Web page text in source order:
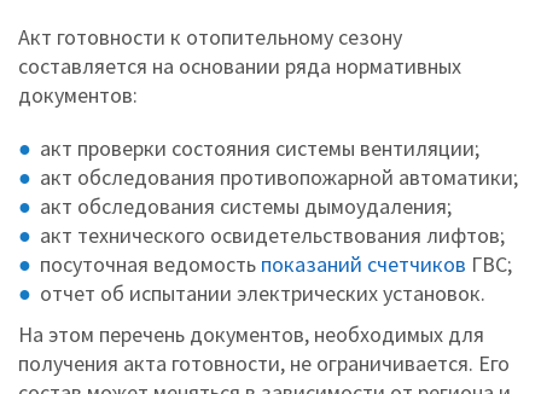
Акт готовности к отопительному сезону
составляется на основании ряда нормативных
документов:
акт проверки состояния системы вентиляции;
акт обследования противопожарной автоматики;
акт обследования системы дымоудаления;
акт технического освидетельствования лифтов;
посуточная ведомость показаний счетчиков ГВС;
отчет об испытании электрических установок.
На этом перечень документов, необходимых для
получения акта готовности, не ограничивается. Его